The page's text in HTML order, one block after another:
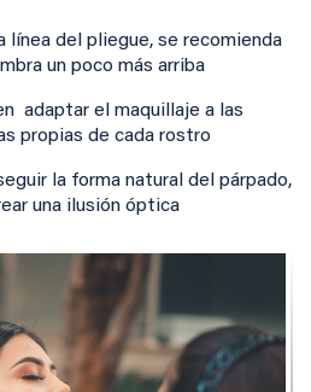
línea del pliegue, se recomienda
un poco más arriba
adaptar el maquillaje a las
propias de cada rostro
la forma natural del párpado,
una ilusión óptica